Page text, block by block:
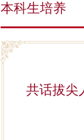
本科生培养
共话拔尖